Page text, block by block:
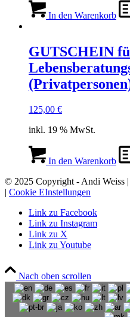
In den Warenkorb
GUTSCHEIN
125,00 €
inkl. 19 % MwSt.
In den Warenkorb
© 2025 Copyright - Andi Weiss |
| Cookie EInstellungen
Link zu Facebook
Link zu Instagram
Link zu X
Link zu Youtube
Nach oben scrollen